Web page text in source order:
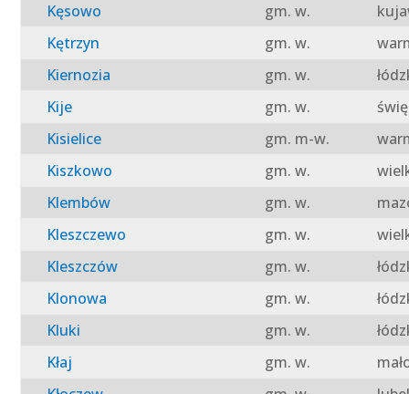
Kęsowo
gm. w.
Kętrzyn
gm. w.
Kiernozia
gm. w.
Kije
gm. w.
Kisielice
gm. m-w.
Kiszkowo
gm. w.
Klembów
gm. w.
Kleszczewo
gm. w.
Kleszczów
gm. w.
Klonowa
gm. w.
Kluki
gm. w.
Kłaj
gm. w.